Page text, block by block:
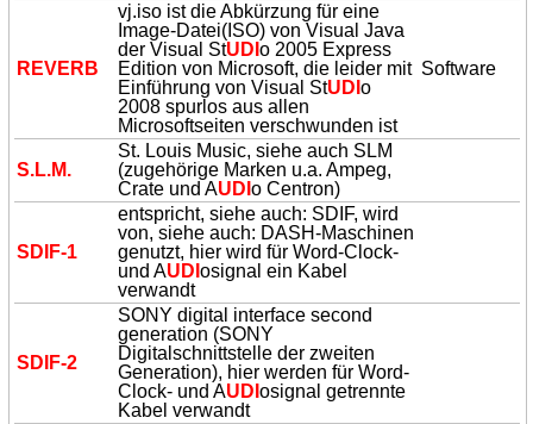
REVERB
vj.iso ist die Abkürzung für eine
Image-Datei(ISO) von Visual Java
der Visual StUDIo 2005 Express
Edition von Microsoft, die leider mit
Einführung von Visual StUDIo
2008 spurlos aus allen
Microsoftseiten verschwunden ist
Software
S.L.M.
St. Louis Music, siehe auch SLM
(zugehörige Marken u.a. Ampeg,
Crate und AUDIo Centron)
SDIF-1
entspricht, siehe auch: SDIF, wird
von, siehe auch: DASH-Maschinen
genutzt, hier wird für Word-Clock-
und AUDIosignal ein Kabel
verwandt
SDIF-2
SONY digital interface second
generation (SONY
Digitalschnittstelle der zweiten
Generation), hier werden für Word-
Clock- und AUDIosignal getrennte
Kabel verwandt